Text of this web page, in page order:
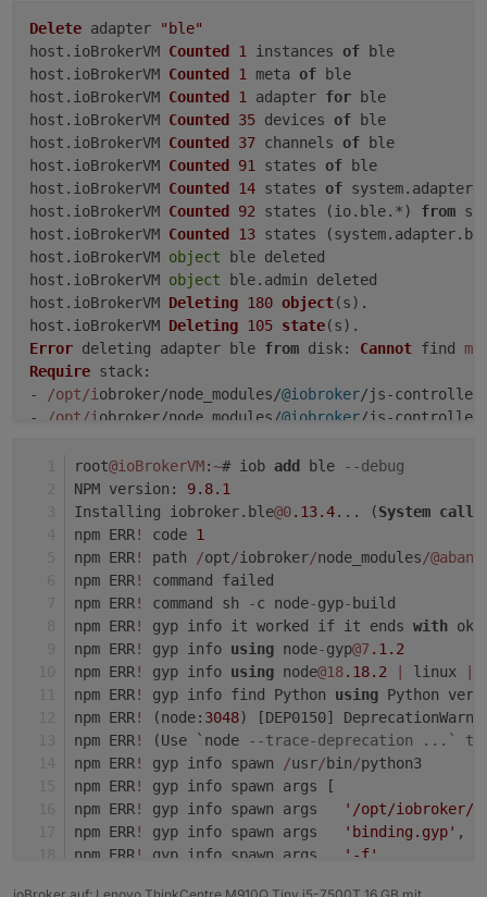
ne, wie gerade schon geschrieben, du hattest keine
frische Installation, sondern die Adapter
gelöscht(iobroker leer gemacht)
gismoh sagte in ioBroker auf neuer Maschine
aufgesetzt und Adapter Probleme:
ble klappt weiterhin nicht.
danach
Delete adapter
"ble"
host. ioBrokerVM Counted 1 instances of ble
host. ioBrokerVM Counted 1 meta of ble
host. ioBrokerVM Counted 1 adapter for ble
host. ioBrokerVM Counted 35 devices of ble
host. ioBrokerVM Counted 37 channels of ble
host. ioBrokerVM Counted 91 states of ble
host. ioBrokerVM Counted 14 states of system. adapter
host. ioBrokerVM Counted 92 states (io. ble.*) from
host. ioBrokerVM Counted 13 states (system. adapter.
host. ioBrokerVM object ble deleted
host. ioBrokerVM object ble. admin deleted
host. ioBrokerVM Deleting 180 object(s).
host. ioBrokerVM Deleting 105 state
Error deleting adapter ble from disk: Cannot find
Require stack:
-
/opt/iobroker/node_modules/@iobroker/js-
-
/opt/i obroker/node_modules/@iobroker/js-
/opt/iobroker/node_modules/iobroker.js-controller/
might have to delete
root@ioBrokerVM:~# iob add ble
--debug
NPM version: 9.8.1
Installing iobroker.ble@0.13.4... (System call
npm ERR! code 1
npm ERR! path /opt/iobroker/node_modules/
npm ERR!
command failed
npm ERR! command sh -c node-gyp- build
npm ERR! gyp info it worked if it ends with ok
npm ERR! gyp info using node-gyp@7.1.2
npm ERR! gyp info using node@18.18.2 linux
npm ERR! gyp info find Python using Python
npm ERR! (node: 3048) [DEP0150]
npm ERR! (Use `node
--trace-deprecation ...` to
npm ERR! gyp info spawn /usr/bin/python3
npm ERR!
gyp info spawn args [
npm ERR! gyp info spawn args
'/opt/iobroker/
npm ERR! gyp info spawn args 'binding.gyp' ,
npm ERR ! gyp info spawn args '-f'